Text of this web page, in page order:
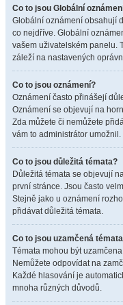
Co to jsou Globální
Globální oznámení obsahují
co nejdříve. Globální
vašem uživatelském panelu.
záleží na nastavených
Co to jsou oznámení?
Oznámení často přinášejí
Oznámení se objevují na
Zda můžete či nemůžete
vám to administrátor umožnil.
Co to jsou důležitá témata?
Důležitá témata se objevují
první stránce. Jsou často
Stejně jako u oznámení
přidávat důležitá témata.
Co to jsou uzamčená
Témata mohou být
Nemůžete odpovídat na
Každé hlasování je
mnoha různých důvodů.